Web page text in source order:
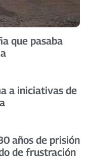
que pasaba
a iniciativas de
años de prisión
de frustración